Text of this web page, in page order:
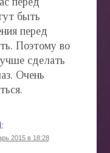
быть
перед
Поэтому во
сделать
Очень
:
2015 в 18:28